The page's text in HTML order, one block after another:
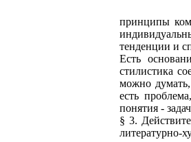
принципы
тенденции и
Есть
стилистика
можно
есть
понятия -
§ 3.
литературно-